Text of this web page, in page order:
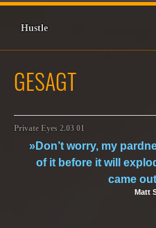
Hustle
GESAGT
Private Eyes 2.03 01
»Don’t worry, my
of it before it will
came
Matt